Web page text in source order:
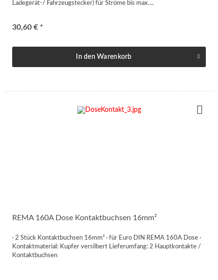
Ladegerät-/ Fahrzeugstecker) für Ströme bis max....
30,60 € *
In den Warenkorb
REMA 160A Dose Kontaktbuchsen 16mm²
· 2 Stück Kontaktbuchsen 16mm² · für Euro DIN REMA 160A Dose ·
Kontaktmaterial: Kupfer versilbert Lieferumfang: 2 Hauptkontakte /
Kontaktbuchsen